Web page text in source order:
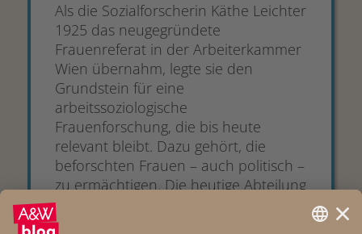
Als die Sozialforscherin Käthe Leichter
1925 das neugegründete
Frauenreferat in der Arbeiterkammer
Wien übernahm, legte sie den
Grundstein für eine
arbeitssoziologische
Frauenforschung, die bis heute
relevant bleibt. Dazu gehört, die
beforschten Frauen – auch politisch –
zu ermächtigen. Die heutige Abteilung
Frauen und Gleichstellungspolitik hat
an...